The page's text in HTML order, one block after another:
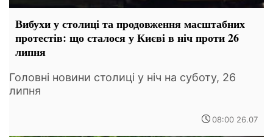
Вибухи у столиці та продовження масштабних
протестів: що сталося у Києві в ніч проти 26
липня
Головні новини столиці у ніч на суботу, 26
липня
08:00 26.07